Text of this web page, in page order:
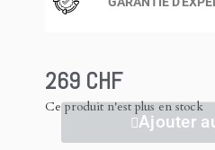
269 CHF
Ce produit n'est plus en stock
Ajouter